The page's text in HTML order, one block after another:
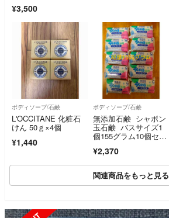
¥3,500
ボディソープ/石鹸
L'OCCITANE 化粧石
けん 50ｇ×4個
¥1,440
ボディソープ/石鹸
無添加石鹸 シャボン
玉石鹸 バスサイズ1
個155グラム10個セッ
¥2,370
関連商品をもっと見る
SOLD OUT